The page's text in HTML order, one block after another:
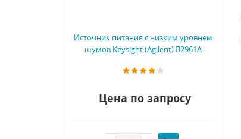
Источник питания с низким уровнем
шумов Keysight (Agilent) B2961A
Цена по запросу